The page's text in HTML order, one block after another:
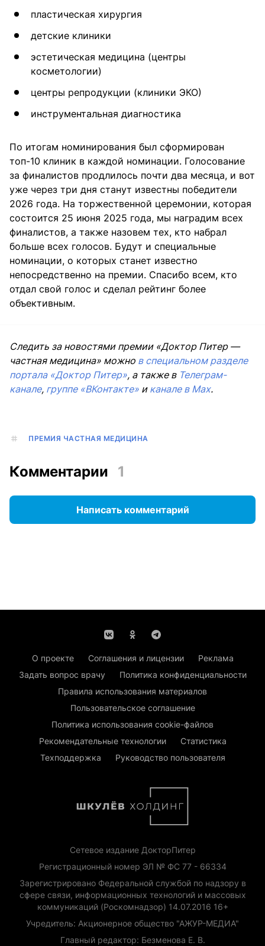
пластическая хирургия
детские клиники
эстетическая медицина (центры
косметологии)
центры репродукции (клиники ЭКО)
инструментальная диагностика
По итогам номинирования был сформирован
топ-10 клиник в каждой номинации. Голосование
за финалистов продлилось почти два месяца, и вот
уже через три дня станут известны победители
2026 года. На торжественной церемонии, которая
состоится 25 июня 2025 года, мы наградим всех
финалистов, а также назовем тех, кто набрал
больше всех голосов. Будут и специальные
номинации, о которых станет известно
непосредственно на премии. Спасибо всем, кто
отдал свой голос и сделал рейтинг более
объективным.
Следить за новостями премии «Доктор Питер —
частная медицина» можно в специальном разделе
портала «Доктор Питер», а также в Телеграм-
канале, группе «ВКонтакте» и канале в Max.
ПРЕМИЯ ЧАСТНАЯ МЕДИЦИНА
Комментарии 1
Написать комментарий
О проекте Соглашения и лицензии
Реклама
Задать вопрос врачу
Политика конфиденциальности
Правила использования материалов
Пользовательское соглашение
Политика использования cookie-файлов
Рекомендательные технологии
Статистика
Техподдержка
Руководство пользователя
Сетевое издание ДокторПитер
Регистрационный номер ЭЛ № ФС 77 - 66334
Зарегистрировано Федеральной службой по надзору в
сфере связи, информационных технологий и массовых
коммуникаций (Роскомнадзор) 14.07.2016 16+
Учредитель: Акционерное общество "АЖУР-МЕДИА"
Главный редактор: Безменова Е. В.